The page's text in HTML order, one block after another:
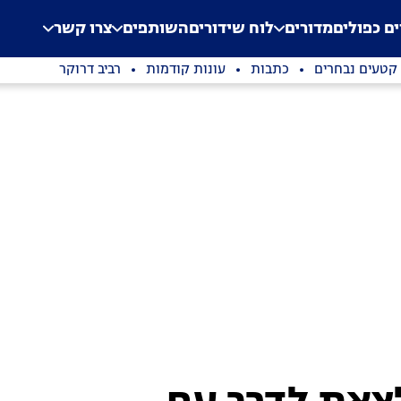
Application error: a
. כפוליםמדורים לוח שידוריםהשותפים צרו קשר
קטעים נבחרים כתבות עונות קודמות רביב דרוקר